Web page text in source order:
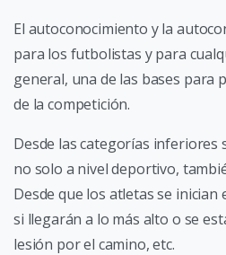
El autoconocimiento y la
para los futbolistas y para
general, una de las bases
de la competición.
Desde las categorías inferiores
no solo a nivel deportivo,
Desde que los atletas se
si llegarán a lo más alto o se
lesión por el camino, etc.